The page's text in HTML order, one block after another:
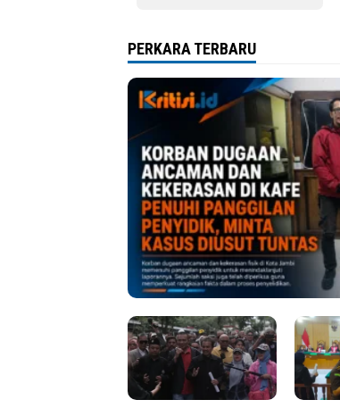
Paroki
PERKARA TERBARU